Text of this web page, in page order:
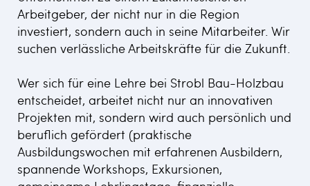
Arbeitgeber, der nicht nur in die Region
investiert, sondern auch in seine Mitarbeiter. Wir
suchen verlässliche Arbeitskräfte für die Zukunft.
Wer sich für eine Lehre bei Strobl Bau-Holzbau
entscheidet, arbeitet nicht nur an innovativen
Projekten mit, sondern wird auch persönlich und
beruflich gefördert (praktische
Ausbildungswochen mit erfahrenen Ausbildern,
spannende Workshops, Exkursionen,